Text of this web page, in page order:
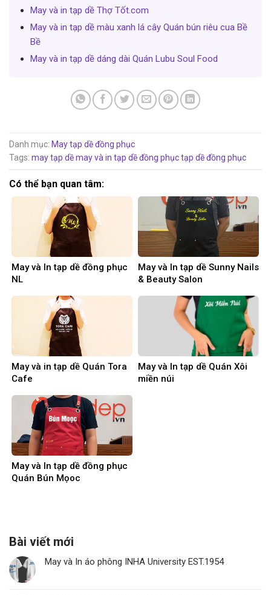
May và in tạp dề Thợ Tốt.com
May và in tạp dề màu xanh lá cây Quán bún riêu cua Bề
Bề
May và in tạp dề dáng dài Quán Lubu Soul Food
Danh mục: May tạp dề đồng phục
Tags: may tạp dềmay và in tạp dề đồng phụctạp dề đồng phục
Có thể bạn quan tâm:
May và In tạp dề đồng phục
NL
May và In tạp dề Sunny Nails
& Beauty Salon
May và in tạp dề Quán Tora
Cafe
May và In tạp dề Quán Xôi
miền núi
May và In tạp dề đồng phục
Quán Bún Mọoc
Bài viết mới
May và In áo phông INHA University EST.1954